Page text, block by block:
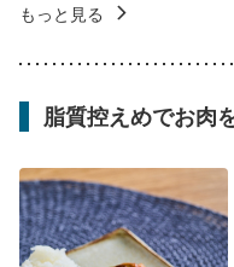
もっと見る
脂質控えめでお肉